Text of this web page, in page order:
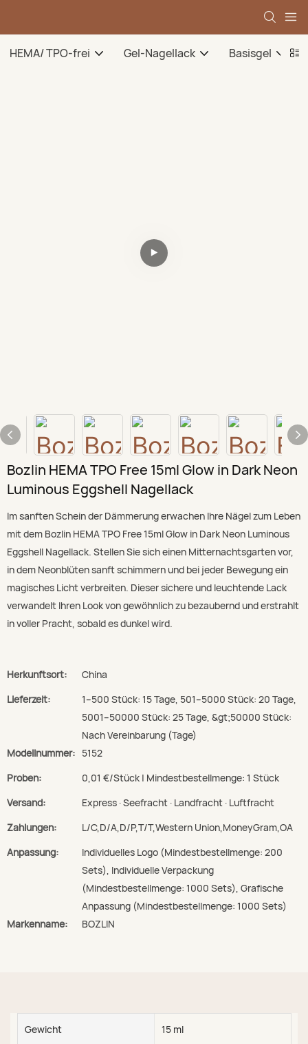
HEMA/ TPO-frei Gel-Nagellack Basisgel
Bozlin HEMA TPO Free 15ml Glow in Dark Neon
Luminous Eggshell Nagellack
Im sanften Schein der Dämmerung erwachen Ihre Nägel zum Leben
mit dem Bozlin HEMA TPO Free 15ml Glow in Dark Neon Luminous
Eggshell Nagellack. Stellen Sie sich einen Mitternachtsgarten vor,
in dem Neonblüten sanft schimmern und bei jeder Bewegung ein
magisches Licht verbreiten. Dieser sichere und leuchtende Lack
verwandelt Ihren Look von gewöhnlich zu bezaubernd und erstrahlt
in voller Pracht, sobald es dunkel wird.
Herkunftsort:
China
Lieferzeit:
1–500 Stück: 15 Tage, 501–5000 Stück: 20 Tage,
5001–50000 Stück: 25 Tage, &gt;50000 Stück:
Nach Vereinbarung (Tage)
Modellnummer: 5152
Proben:
0,01 €/Stück | Mindestbestellmenge: 1 Stück
Versand:
Express · Seefracht · Landfracht · Luftfracht
Zahlungen:
L/C,D/A,D/P,T/T,Western Union,MoneyGram,OA
Anpassung:
Individuelles Logo (Mindestbestellmenge: 200
Sets), Individuelle Verpackung
(Mindestbestellmenge: 1000 Sets), Grafische
Anpassung (Mindestbestellmenge: 1000 Sets)
Markenname:
BOZLIN
Gewicht 15 ml